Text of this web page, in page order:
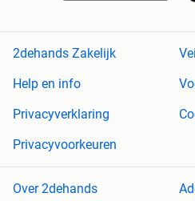
2dehands Zakelijk
Help en info
Privacyverklaring
Privacyvoorkeuren
Over 2dehands